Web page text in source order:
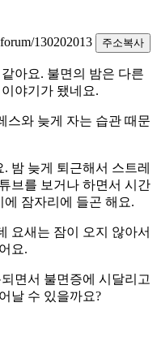
130202013
주소복사
아요. 불면의 밤은 다른
야기가 됐네요.
스와 늦게 자는 습관 때문
밤 늦게 퇴근해서 스트레
브를 보거나 하면서 시간
잠자리에 들곤 해요.
요새는 잠이 오지 않아서
요.
면서 불면증에 시달리고
날 수 있을까요?